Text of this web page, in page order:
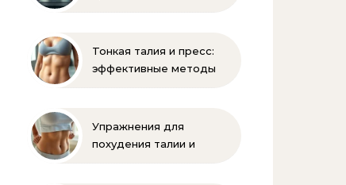
Тонкая талия и пресс:
эффективные методы
Упражнения для
похудения талии и